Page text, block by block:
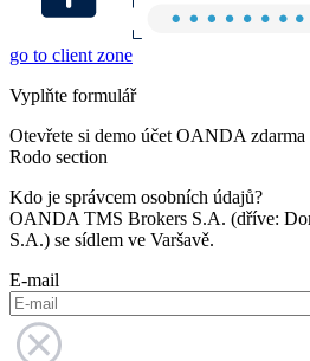
go to client zone
Vyplňte formulář
Otevřete si demo účet OANDA zdarma
Rodo section
Kdo je správcem osobních údajů?
OANDA TMS Brokers S.A. (dříve:
S.A.) se sídlem ve Varšavě.
E-mail